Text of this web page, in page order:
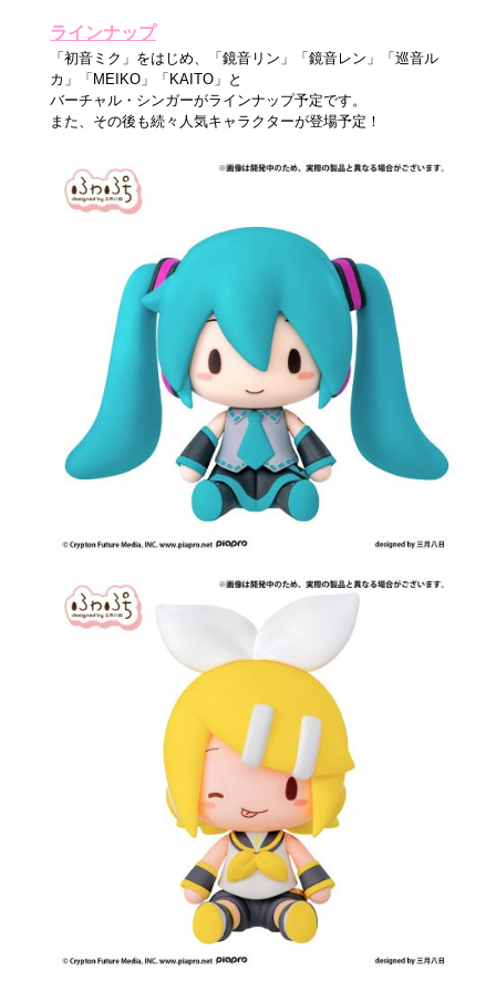
ラインナップ
「初音ミク」をはじめ、「鏡音リン」「鏡音レン」「巡音ル
カ」「MEIKO」「KAITO」と
バーチャル・シンガーがラインナップ予定です。
また、その後も続々人気キャラクターが登場予定！